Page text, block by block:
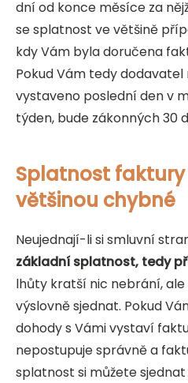
dní od konce měsíce za
se splatnost ve většině
kdy Vám byla doručena
Pokud Vám tedy
vystaveno poslední den v
týden, bude zákonných 30
Splatnost faktury
většinou chybné
Neujednají-li si smluvní
základní splatnost, tedy
lhůty kratší nic nebrání,
výslovně sjednat. Pokud
dohody s Vámi vystaví
nepostupuje správně a
splatnost si můžete